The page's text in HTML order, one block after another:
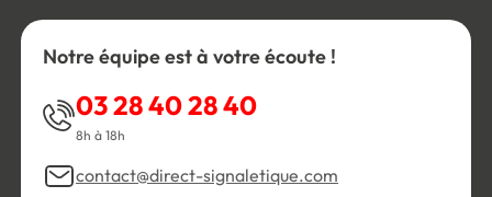
Notre équipe est à votre écoute !
03 28 40 28 40
8h à 18h
contact@direct-signaletique.com